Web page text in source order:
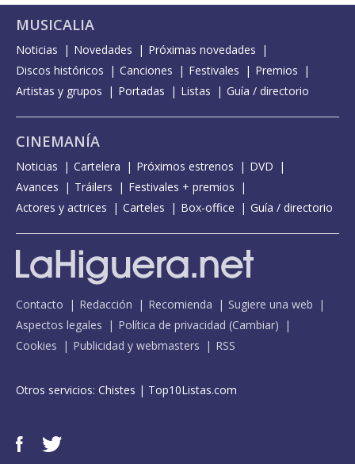
MUSICALIA
Noticias Novedades
Próximas novedades
Discos históricos
Canciones Festivales
Premios
Artistas y grupos
Portadas Listas Guía / directorio
CINEMANÍA
Noticias Cartelera Próximos estrenos
DVD
Avances
Tráilers
Festivales + premios
Actores y actrices
Carteles Box-office Guía / directorio
Contacto Redacción Recomienda
Sugiere una web
Aspectos legales
Política de privacidad (Cambiar)
Cookies
Publicidad y webmasters RSS
Otros servicios: Chistes | Top10Listas.com